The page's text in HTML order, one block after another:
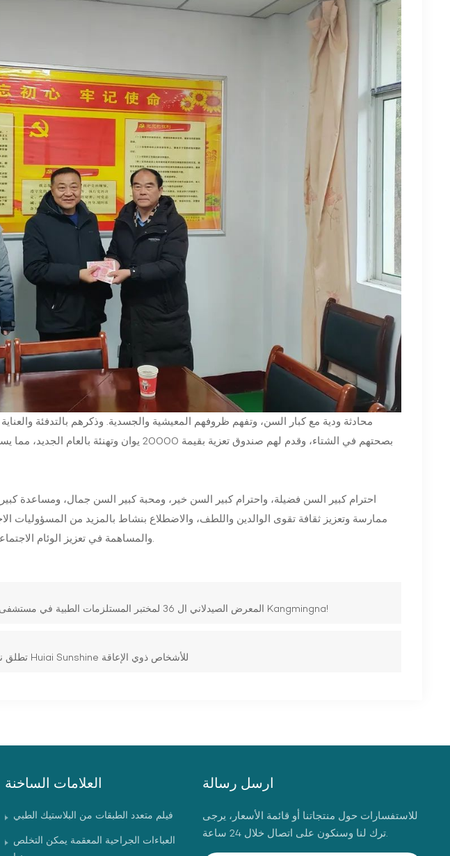
بصحتهم في الشتاء، وقدم لهم صندوق تعزية بقيمة
احترام كبير السن فضيلة، واحترام كبير السن خير، ومحبة كبير السن جمال، ومساعدة
ممارسة وتعزيز ثقافة تقوى الوالدين واللطف، والاضطلاع بنشاط بالمزيد من المسؤوليات
والمساهمة في تعزيز الوئام الاجتماعي والتنمية المستقرة من خلال الإجراءات العملية.
المعرض الصيدلاني ال 36 لمختبر المستلزمات الطبية في مستشفى إندونيسيا الدولي في عام 2024 ، يدعوك Kangmingna!
Kangmingna تطلق نشاط التبرع الخيري لمنزل Huiai Sunshine للأشخاص ذوي الإعاقة
العلامات الساخنة
فيلم متعدد الطبقات من البلاستيك الطبي
العباءات الجراحية المعقمة يمكن التخلص
ارسل رسالة
للاستفسارات حول منتجاتنا أو قائمة الأسعار، يرجى
ترك لنا وسنكون على اتصال خلال 24 ساعة.